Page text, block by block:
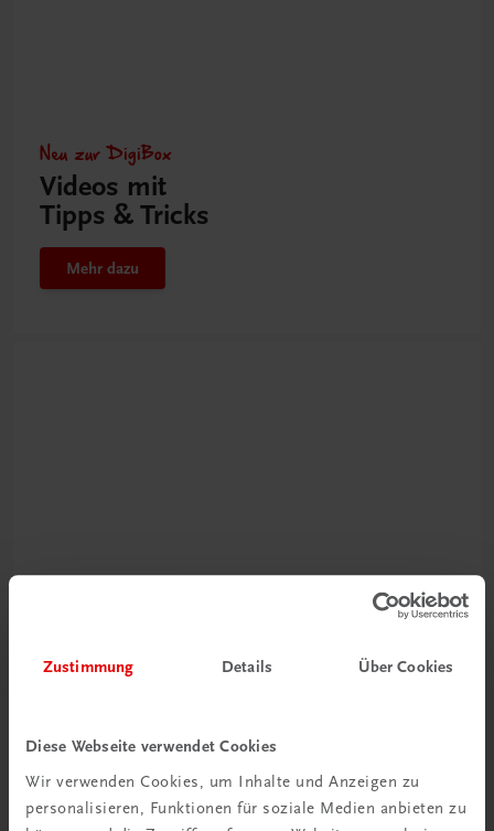
Zustimmung Details Über Cookies
Diese Webseite verwendet Cookies
Wir verwenden Cookies, um Inhalte und Anzeigen zu
personalisieren, Funktionen für soziale Medien anbieten zu
Neu zur DigiBox
Videos mit
Tipps & Tricks
Mehr dazu